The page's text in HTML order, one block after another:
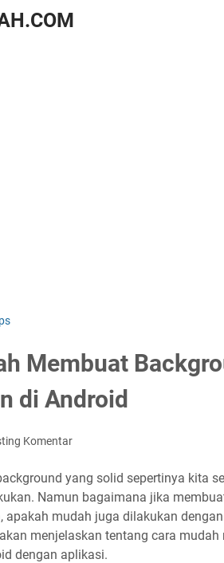
Membuat
di Android
Komentar
yang solid sepertinya kita
Namun bagaimana jika
apakah mudah juga dilakukan
menjelaskan tentang cara
dengan aplikasi.